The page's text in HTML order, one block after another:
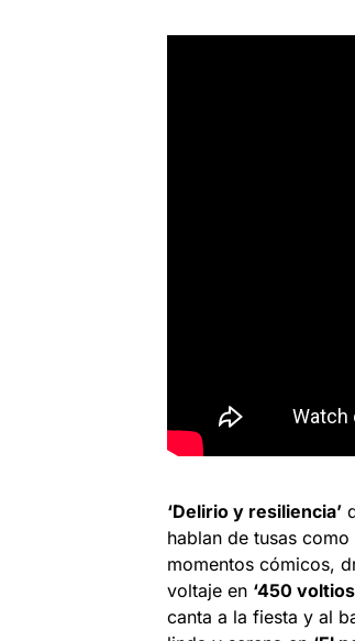
‘Delirio y resiliencia’
hablan de tusas como
momentos cómicos,
voltaje en ‘450
canta a la fiesta y al